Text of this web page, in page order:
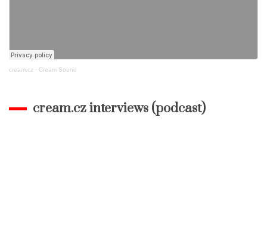
cream.cz · Cream Sound
cream.cz interviews (podcast)